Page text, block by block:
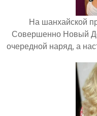
На шанхайской
Совершенно Новый
очередной наряд, а